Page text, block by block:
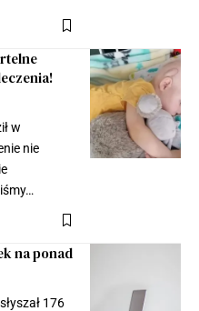
w
nie
na ponad
176